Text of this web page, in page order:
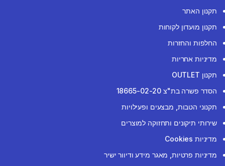
תקנון האתר
תקנון מועדון לקוחות
החלפות והחזרות
מדיניות אחריות
תקנון OUTLET
הסדר פשרה בת"צ 18665-02-20
תקנוני הטבות, מבצעים ופעילויות
שירותי תיקונים ותחזוקה למוצרים
מדיניות Cookies
מדיניות פרטיות, מאגר מידע ודיוור ישיר